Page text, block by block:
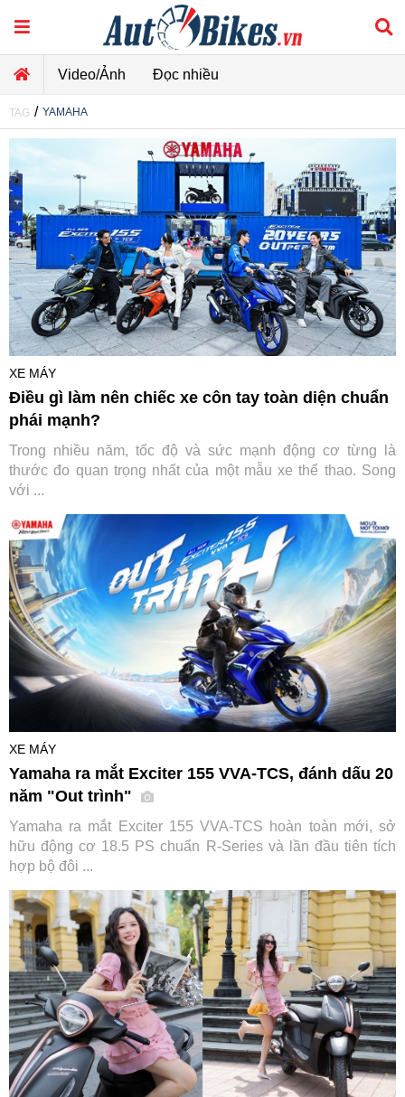
Video/Ảnh Đọc nhiều
TAG / YAMAHA
XE MÁY
Điều gì làm nên chiếc xe côn tay toàn diện chuẩn
phái mạnh?
Trong nhiều năm, tốc độ và sức mạnh động cơ từng là
thước đo quan trọng nhất của một mẫu xe thể thao. Song
với ...
XE MÁY
Yamaha ra mắt Exciter 155 VVA-TCS, đánh dấu 20
năm "Out trình"
Yamaha ra mắt Exciter 155 VVA-TCS hoàn toàn mới, sở
hữu động cơ 18.5 PS chuẩn R-Series và lần đầu tiên tích
hợp bộ đôi ...